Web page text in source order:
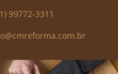
99772-3311